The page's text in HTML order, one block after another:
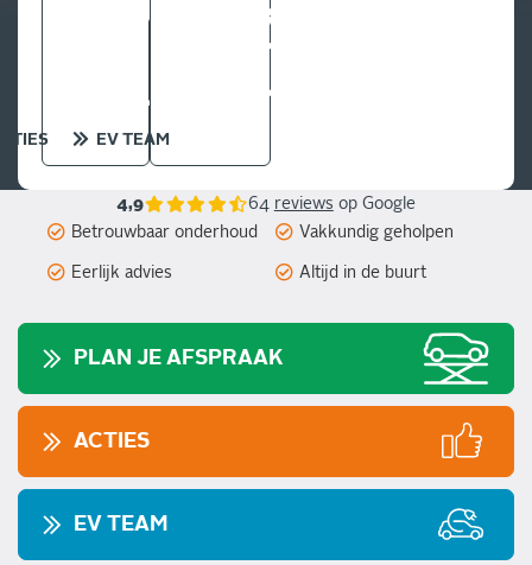
EV TEAM
Betrouwbaar onderhoud Vakkundig geholpen
Eerlijk advies Altijd in de buurt
4,9 64 reviews op Google
PLAN JE AFSPRAAK
ACTIES
EV TEAM